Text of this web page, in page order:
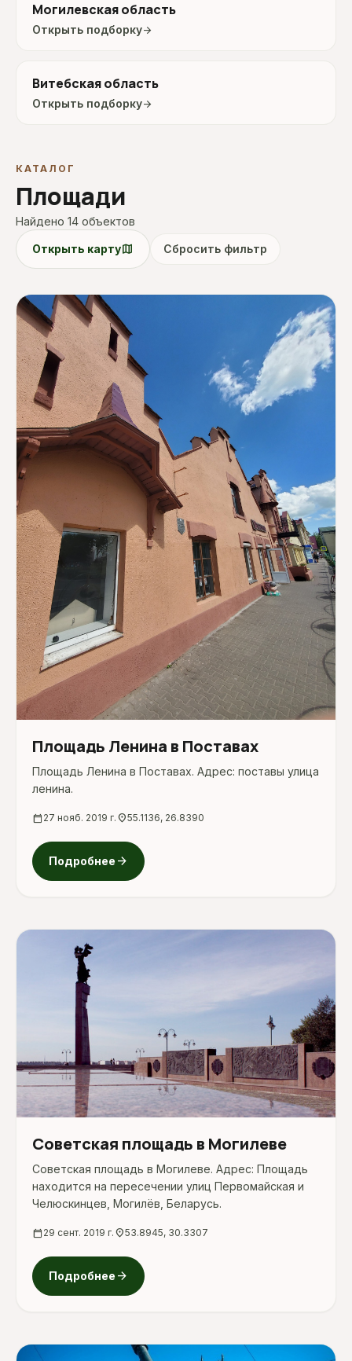
Могилевская область
Открыть подборкуarrow_forward
Витебская область
Открыть подборкуarrow_forward
КАТАЛОГ
Площади
Найдено 14 объектов
Открыть картуmap Сбросить фильтр
Площадь Ленина в Поставах
Площадь Ленина в Поставах. Адрес: поставы улица
ленина.
calendar_today 27 нояб. 2019 г. location_on55.1136, 26.8390
Подробнее arrow_forward
Советская площадь в Могилеве
Советская площадь в Могилеве. Адрес: Площадь
находится на пересечении улиц Первомайская и
Челюскинцев, Могилёв, Беларусь.
calendar_today 29 сент. 2019 г. location_on53.8945, 30.3307
Подробнее arrow_forward